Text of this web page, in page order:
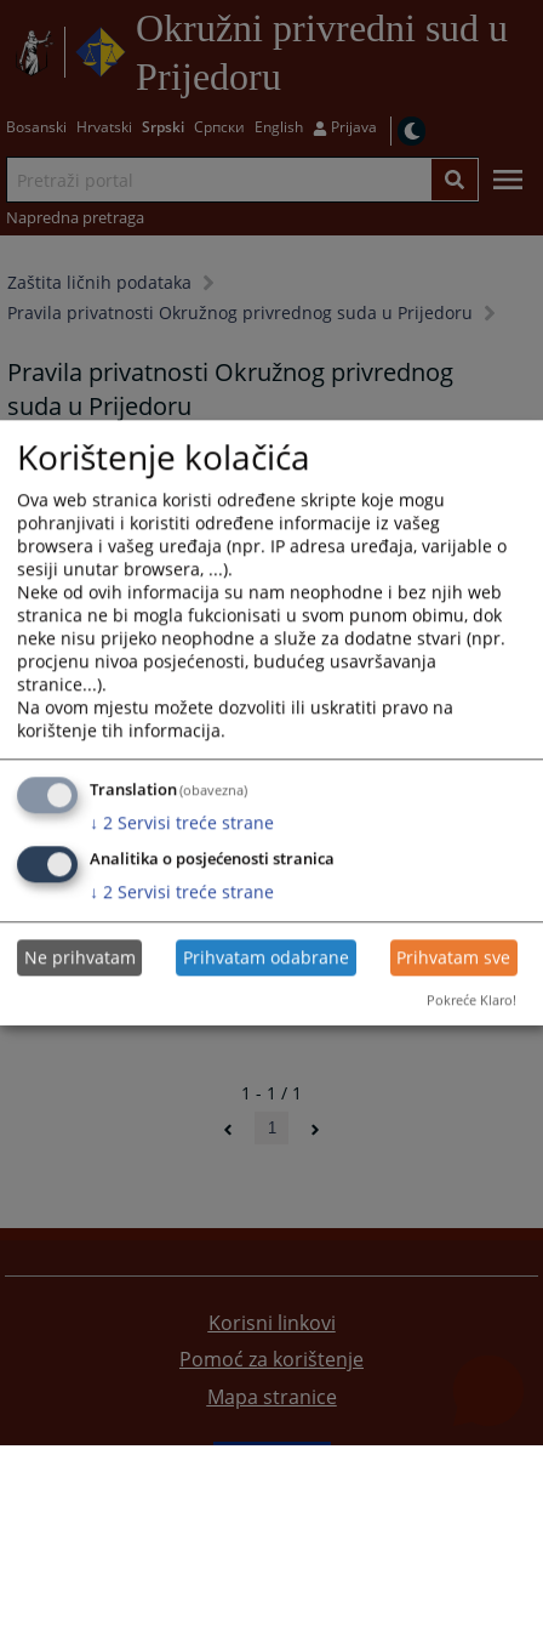
Okružni privredni sud u
Prijedoru
Bosanski Hrvatski Srpski Српски English Prijava
Napredna pretraga
Zaštita ličnih podataka
Pravila privatnosti Okružnog privrednog suda u Prijedoru
Pravila privatnosti Okružnog privrednog
suda u Prijedoru
U pripremi
841PREGLEDA
1 - 1 / 1
1
Korisni linkovi
Pomoć za korištenje
Mapa stranice
Korištenje kolačića
Ova web stranica koristi određene skripte koje mogu
pohranjivati i koristiti određene informacije iz vašeg
browsera i vašeg uređaja (npr. IP adresa uređaja, varijable o
sesiji unutar browsera, ...).
Neke od ovih informacija su nam neophodne i bez njih web
stranica ne bi mogla fukcionisati u svom punom obimu, dok
neke nisu prijeko neophodne a služe za dodatne stvari (npr.
procjenu nivoa posjećenosti, budućeg usavršavanja
stranice...).
Na ovom mjestu možete dozvoliti ili uskratiti pravo na
korištenje tih informacija.
Translation(obavezna)
↓ 2 Servisi treće strane
Analitika o posjećenosti stranica
↓ 2 Servisi treće strane
Ne prihvatam Prihvatam odabrane Prihvatam sve
Pokreće Klaro!